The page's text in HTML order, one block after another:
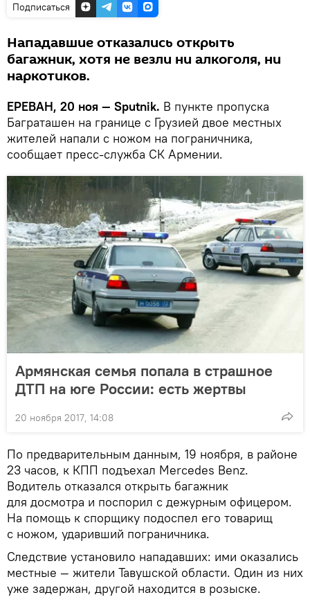
Подписаться
Нападавшие отказались открыть
багажник, хотя не везли ни алкоголя, ни
наркотиков.
ЕРЕВАН, 20 ноя — Sputnik. В пункте пропуска
Баграташен на границе с Грузией двое местных
жителей напали с ножом на пограничника,
сообщает пресс-служба СК Армении.
Армянская семья попала в страшное
ДТП на юге России: есть жертвы
20 ноября 2017, 14:08
По предварительным данным, 19 ноября, в районе
23 часов, к КПП подъехал Mercedes Benz.
Водитель отказался открыть багажник
для досмотра и поспорил с дежурным офицером.
На помощь к спорщику подоспел его товарищ
с ножом, ударивший пограничника.
Следствие установило нападавших: ими оказались
местные — жители Тавушской области. Один из них
уже задержан, другой находится в розыске.